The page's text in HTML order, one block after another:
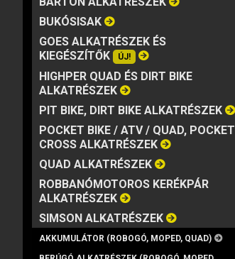
MÁRKA VISZKOZITÁS
BUKÓSISAK
GOES ALKATRÉSZEK ÉS
KIEGÉSZÍTŐK
ÚJ!
HIGHPER QUAD ÉS DIRT BIKE
ALKATRÉSZEK
PIT BIKE, DIRT BIKE ALKATRÉSZEK
POCKET BIKE / ATV / QUAD, POCKET
CROSS ALKATRÉSZEK
QUAD ALKATRÉSZEK
ROBBANÓMOTOROS KERÉKPÁR
ALKATRÉSZEK
SIMSON ALKATRÉSZEK
AKKUMULÁTOR (ROBOGÓ, MOPED, QUAD)